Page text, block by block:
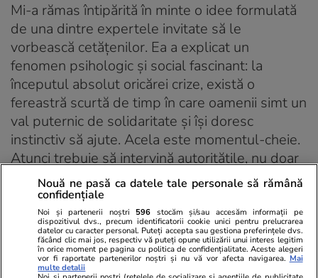
Mi-a rămas întipărită în minte o idee formulată
de una dintre expertele invitate să le
vorbească cetățenilor. Ea a explicat un
fenomen psihologic și social fascinant: la
începutul absolut oricărei crize, există o
fereastră scurtă de timp în care oamenii simt un
val puternic de solidaritate și își doresc
instinctiv să ajute. Acela este momentul-cheie.
Atunci trebuie să intervină autoritățile, nu doar
cu măsuri tehnice și interdicții, ci exact cu
instrumente pentru a capta, canaliza și încuraja
această dorință de întrajutorare. Dacă
autoritățile ratează acel moment, panica,
dezinformarea și individualismul preiau
controlul.
Nouă ne pasă ca datele tale personale să rămână
confidențiale
Noi și partenerii noștri 596 stocăm și/sau accesăm informații pe
dispozitivul dvs., precum identificatorii cookie unici pentru prelucrarea
datelor cu caracter personal. Puteți accepta sau gestiona preferințele dvs.
făcând clic mai jos, respectiv vă puteți opune utilizării unui interes legitim
în orice moment pe pagina cu politica de confidențialitate. Aceste alegeri
vor fi raportate partenerilor noștri și nu vă vor afecta navigarea. Mai
multe detalii